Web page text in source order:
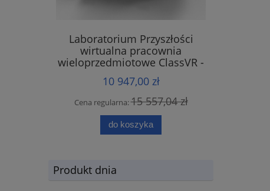
Laboratorium Przyszłości
wirtualna pracownia
wieloprzedmiotowe ClassVR -
zestaw 4 sztuk gogle Premium
10 947,00 zł
Cena regularna:15 557,04 zł
do koszyka
Produkt dnia